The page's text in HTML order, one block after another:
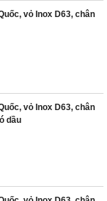
vỏ Inox D63, chân
vỏ Inox D63, chân
dầu